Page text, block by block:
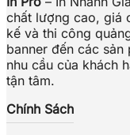
chất lượng cao, giá
kế và thi công
banner đến các
nhu cầu của khách
tận tâm.
Chính Sách